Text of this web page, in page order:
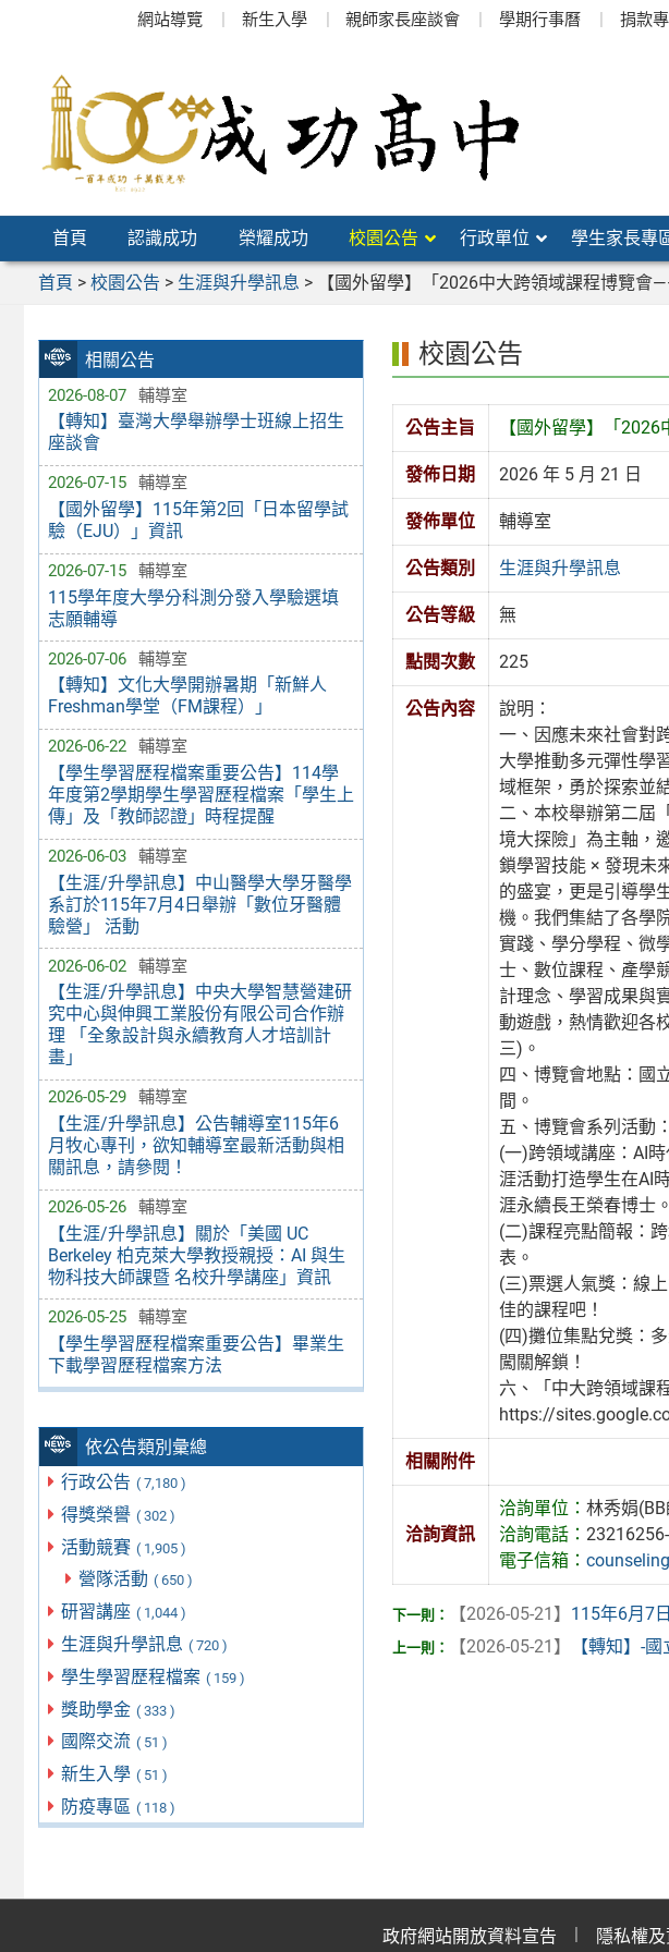
網站導覽 新生入學 親師家長座談會 學期行事曆 捐款
首頁 認識成功 榮耀成功 校園公告 行政單位 學生家長專
首頁 > 校園公告 > 生涯與升學訊息 > 【國外留學】「2026中大跨領域課程博覽
相關公告
2026-08-07 輔導室
【轉知】臺灣大學舉辦學士班線上招生
座談會
2026-07-15 輔導室
【國外留學】115年第2回「日本留學試
驗（EJU）」資訊
2026-07-15 輔導室
115學年度大學分科測分發入學驗選填
志願輔導
2026-07-06 輔導室
【轉知】文化大學開辦暑期「新鮮人
Freshman學堂（FM課程）」
2026-06-22 輔導室
【學生學習歷程檔案重要公告】114學
年度第2學期學生學習歷程檔案「學生上
傳」及「教師認證」時程提醒
2026-06-03 輔導室
【生涯/升學訊息】中山醫學大學牙醫學
系訂於115年7月4日舉辦「數位牙醫體
驗營」 活動
2026-06-02 輔導室
【生涯/升學訊息】中央大學智慧營建研
究中心與伸興工業股份有限公司合作辦
理 「全象設計與永續教育人才培訓計
畫」
2026-05-29 輔導室
【生涯/升學訊息】公告輔導室115年6
月牧心專刊，欲知輔導室最新活動與相
關訊息，請參閱！
2026-05-26 輔導室
【生涯/升學訊息】關於「美國 UC
Berkeley 柏克萊大學教授親授：AI 與生
物科技大師課暨 名校升學講座」資訊
2026-05-25 輔導室
【學生學習歷程檔案重要公告】畢業生
下載學習歷程檔案方法
依公告類別彙總
行政公告 ( 7,180 )
得獎榮譽 ( 302 )
活動競賽 ( 1,905 )
營隊活動 ( 650 )
研習講座 ( 1,044 )
生涯與升學訊息 ( 720 )
學生學習歷程檔案 ( 159 )
獎助學金 ( 333 )
國際交流 ( 51 )
新生入學 ( 51 )
防疫專區 ( 118 )
校園公告
公告主旨 【國外留學】「
發佈日期 2026 年 5 月 21 日
發佈單位 輔導室
公告類別 生涯與升學訊息
公告等級 無
點閱次數 225
公告內容
說明：
一、因應未來社會對
大學推動多元彈性學
域框架，勇於探索並
二、本校舉辦第二屆
境大探險」為主軸，
鎖學習技能 × 發現未
的盛宴，更是引導學
機。我們集結了各學
實踐、學分學程、微
士、數位課程、產學
計理念、學習成果與
動遊戲，熱情歡迎各
三)。
四、博覽會地點：國
間。
五、博覽會系列活動
(一)跨領域講座：AI
涯活動打造學生在AI
涯永續長王榮春博士。
(二)課程亮點簡報：
表。
(三)票選人氣獎：線
佳的課程吧！
(四)攤位集點兌獎：
闖關解鎖！
六、「中大跨領域課
https://
相關附件
洽詢資訊
洽詢單位：林秀娟
洽詢電話：
電子信箱：
【2026-05-21】 115年6月7
【2026-05-21】
【轉知】-
政府網站開放資料宣告 隱私權